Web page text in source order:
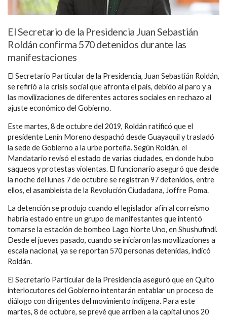
El Secretario de la Presidencia Juan Sebastián
Roldán confirma 570 detenidos durante las
manifestaciones
El Secretario Particular de la Presidencia, Juan Sebastián Roldán,
se refirió a la crisis social que afronta el país, debido al paro y a
las movilizaciones de diferentes actores sociales en rechazo al
ajuste económico del Gobierno.
Este martes, 8 de octubre del 2019, Roldán ratificó que el
presidente Lenín Moreno despachó desde Guayaquil y trasladó
la sede de Gobierno a la urbe porteña. Según Roldán, el
Mandatario revisó el estado de varias ciudades, en donde hubo
saqueos y protestas violentas. El funcionario aseguró que desde
la noche del lunes 7 de octubre se registran 97 detenidos, entre
ellos, el asambleísta de la Revolución Ciudadana, Joffre Poma.
La detención se produjo cuando el legislador afín al correísmo
habría estado entre un grupo de manifestantes que intentó
tomarse la estación de bombeo Lago Norte Uno, en Shushufindi.
Desde el jueves pasado, cuando se iniciaron las movilizaciones a
escala nacional, ya se reportan 570 personas detenidas, indicó
Roldán.
El Secretario Particular de la Presidencia aseguró que en Quito
interlocutores del Gobierno intentarán entablar un proceso de
diálogo con dirigentes del movimiento indígena. Para este
martes, 8 de octubre, se prevé que arriben a la capital unos 20